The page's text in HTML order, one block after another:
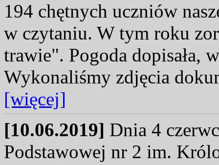
194 chętnych uczniów
w czytaniu. W tym roku
trawie". Pogoda dopisała,
Wykonaliśmy zdjęcia
[więcej]
[10.06.2019] Dnia 4
Podstawowej nr 2 im.